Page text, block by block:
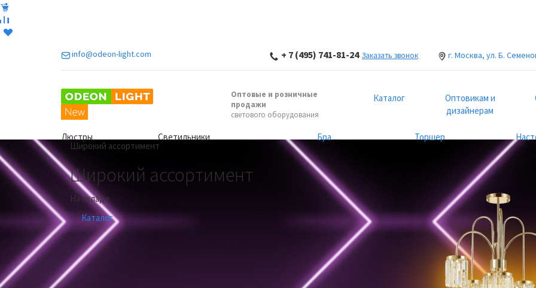
Previous
Широкий ассортимент
Широкий ассортимент
На складе
Каталог
info@odeon-light.com + 7 (495) 741-81-24 Заказать звонок г. Москва, ул. Б.
Оптовые и розничные
продажи
светового оборудования
Каталог
Оптовикам и
дизайнерам
Люстры Светильники Бра Торшер